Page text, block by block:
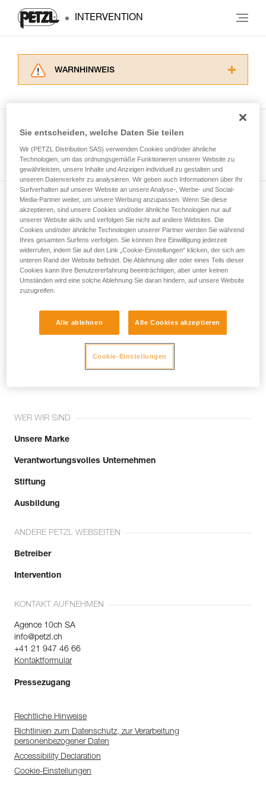
INTERVENTION
WARNHINWEIS
ziehen. Um diese Zusatzinformationen
der Gebrauchsanweisung enthaltenen
Informationen richtig verstanden haben.
Die Beherrschung dieser Techniken setzt eine
entsprechende Ausbildung und ein spezielles
Training voraus. Prüfen Sie zusammen mit
einem Profi, ob Sie in der Lage sind, den
Vorgang alleine sicher zu wiederholen, bevor
Sie ihn eigenständig durchführen.
Wir geben Beispiele für die mit Ihrer Aktivität
verbundenen Techniken. Möglicherweise gibt es
noch andere Techniken, die hier nicht
beschrieben werden.
Alle Techniken ansehen
Newsletter abonnieren
und auf dem Laufenden bleiben
Email *
Tritt der Community bei!
WER WIR SIND
Unsere Marke
Verantwortungsvolles Unternehmen
Stiftung
Ausbildung
ANDERE PETZL WEBSEITEN
Betreiber
Intervention
KONTAKT AUFNEHMEN
Agence 10ch SA
info@petzl.ch
+41 21 947 46 66
Kontaktformular
Pressezugang
Rechtliche Hinweise
Richtlinien zum Datenschutz, zur Verarbeitung
personenbezogener Daten
Accessibility Declaration
Cookie-Einstellungen
Sie entscheiden, welche Daten Sie teilen
Wir (PETZL Distribution SAS) verwenden Cookies und/oder ähnliche
Technologien, um das ordnungsgemäße Funktionieren unserer Website zu
gewährleisten, unsere Inhalte und Anzeigen individuell zu gestalten und
unseren Datenverkehr zu analysieren. Wir geben auch Informationen über Ihr
Surfverhalten auf unserer Website an unsere Analyse-, Werbe- und Social-
Media-Partner weiter, um unsere Werbung anzupassen. Wenn Sie diese
akzeptieren, sind unsere Cookies und/oder ähnliche Technologien nur auf
unserer Website aktiv und verfolgen Sie nicht auf andere Websites. Die
Cookies und/oder ähnliche Technologien unserer Partner werden Sie während
Ihres gesamten Surfens verfolgen. Sie können Ihre Einwilligung jederzeit
widerrufen, indem Sie auf den Link „Cookie-Einstellungen“ klicken, der sich am
unteren Rand der Website befindet. Die Ablehnung aller oder eines Teils dieser
Cookies kann Ihre Benutzererfahrung beeinträchtigen, aber unter keinen
Umständen wird eine solche Ablehnung Sie daran hindern, auf unsere Website
zuzugreifen.
Alle ablehnen Alle Cookies akzeptieren
Cookie-Einstellungen